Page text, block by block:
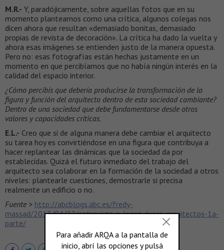
M.R.- Y, paradójicamente, sobre aquellas fotos que en su
momento planteamos como una crítica, algunos colegas nos
dicen ahora que resultan «demasiado bonitas, demasiado
propias de revista de decoración». La crítica ha dado la vuelta y
ahora esas imágenes se entienden justo de la manera opuesta.
Pero no: esas fotografías están hechas justamente en un
momento en que percibíamos que no había ningún interés en la
calidad del espacio interior.
¿Cómo percibís que debería producirse la transformación de la
figura y función del arquitecto dentro de esta sociedad cambiante?
Dentro de una sociedad que debe fundamentarse desde otros
valores y capacidades críticas.
E.L.- Creo que si de alguna manera debe cambiar el arquitecto
su tarea hoy es convirtiéndose en una figura que contribuya a
hacer replantear las dinámicas que la sociedad da por
establecidas. Quizá el futuro inmediato del trabajo del
arquitecto sea colaborar en la formación de la sociedad a otros
niveles: plantearle cuestiones, demostrarle si precisa
realmente un edificio o no.
Fuente > http://abcblogs.abc.es/fredy-
massad/2013/04/22/entrevista-a-lopez-rivera-arquitectos-1a-
parte/